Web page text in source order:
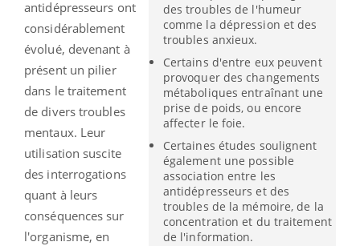
des troubles de l'humeur
comme la dépression et des
troubles anxieux.
Certains d'entre eux peuvent
provoquer des changements
métaboliques entraînant une
prise de poids, ou encore
affecter le foie.
Certaines études soulignent
également une possible
association entre les
antidépresseurs et des
troubles de la mémoire, de la
concentration et du traitement
de l'information.
antidépresseurs ont
considérablement
évolué, devenant à
présent un pilier
dans le traitement
de divers troubles
mentaux. Leur
utilisation suscite
des interrogations
quant à leurs
conséquences sur
l'organisme, en